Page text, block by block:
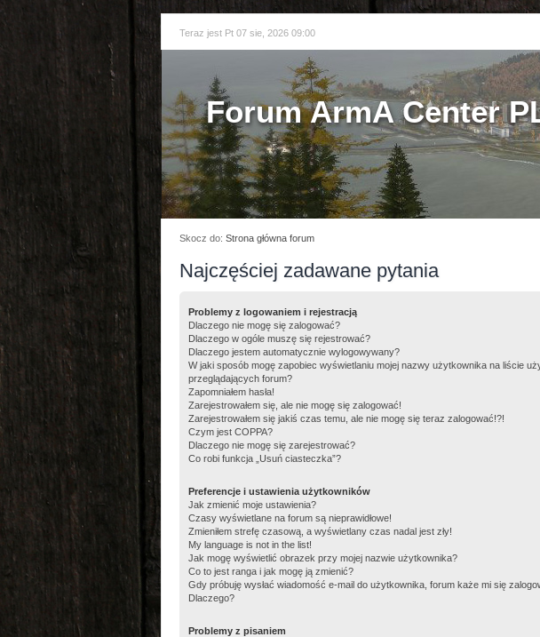
Teraz jest Pt 07 sie, 2026 09:00
Forum ArmA Center
Skocz do: Strona główna forum
Najczęściej zadawane pytania
Problemy z logowaniem i rejestracją
Dlaczego nie mogę się zalogować?
Dlaczego w ogóle muszę się rejestrować?
Dlaczego jestem automatycznie wylogowywany?
W jaki sposób mogę zapobiec wyświetlaniu mojej nazwy użytkownika na liście
przeglądających forum?
Zapomniałem hasła!
Zarejestrowałem się, ale nie mogę się zalogować!
Zarejestrowałem się jakiś czas temu, ale nie mogę się teraz zalogować!?!
Czym jest COPPA?
Dlaczego nie mogę się zarejestrować?
Co robi funkcja „Usuń ciasteczka”?
Preferencje i ustawienia użytkowników
Jak zmienić moje ustawienia?
Czasy wyświetlane na forum są nieprawidłowe!
Zmieniłem strefę czasową, a wyświetlany czas nadal jest zły!
My language is not in the list!
Jak mogę wyświetlić obrazek przy mojej nazwie użytkownika?
Co to jest ranga i jak mogę ją zmienić?
Gdy próbuję wysłać wiadomość e-mail do użytkownika, forum każe mi się
Dlaczego?
Problemy z pisaniem